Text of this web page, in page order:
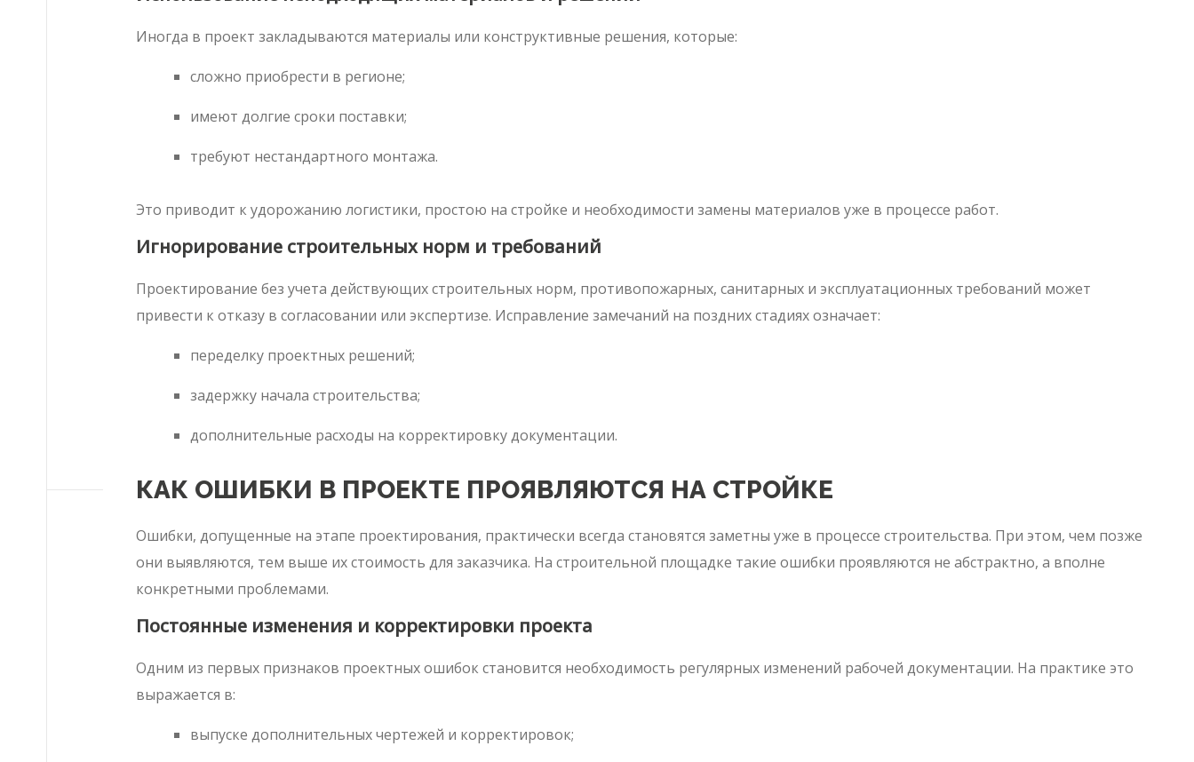
Иногда в проект закладываются материалы или конструктивные решения, которые:
сложно приобрести в регионе;
имеют долгие сроки поставки;
требуют нестандартного монтажа.
Это приводит к удорожанию логистики, простою на стройке и необходимости замены материалов уже в процессе работ.
Игнорирование строительных норм и требований
Проектирование без учета действующих строительных норм, противопожарных, санитарных и эксплуатационных требований может
привести к отказу в согласовании или экспертизе. Исправление замечаний на поздних стадиях означает:
переделку проектных решений;
задержку начала строительства;
дополнительные расходы на корректировку документации.
КАК ОШИБКИ В ПРОЕКТЕ ПРОЯВЛЯЮТСЯ НА СТРОЙКЕ
Ошибки, допущенные на этапе проектирования, практически всегда становятся заметны уже в процессе строительства. При этом, чем позже
они выявляются, тем выше их стоимость для заказчика. На строительной площадке такие ошибки проявляются не абстрактно, а вполне
конкретными проблемами.
Постоянные изменения и корректировки проекта
Одним из первых признаков проектных ошибок становится необходимость регулярных изменений рабочей документации. На практике это
выражается в:
выпуске дополнительных чертежей и корректировок;